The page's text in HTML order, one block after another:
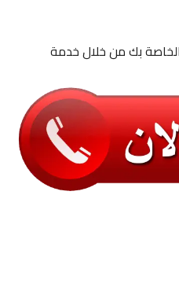
بك من خلال خدمة